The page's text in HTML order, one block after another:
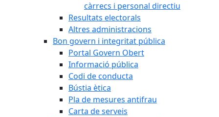
càrrecs i personal directiu
Resultats electorals
Altres administracions
Bon govern i integritat pública
Portal Govern Obert
Informació pública
Codi de conducta
Bústia ètica
Pla de mesures antifrau
Carta de serveis